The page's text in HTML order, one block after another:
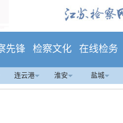
先锋 检察文化 在线检务
连云港 淮安 盐城